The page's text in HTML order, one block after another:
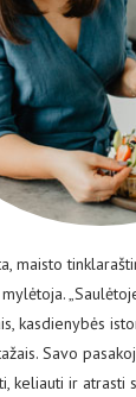
maisto
kasdienybės
Savo
keliauti ir atrasti